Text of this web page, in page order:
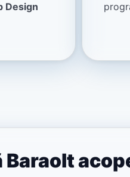
Design
Baraolt